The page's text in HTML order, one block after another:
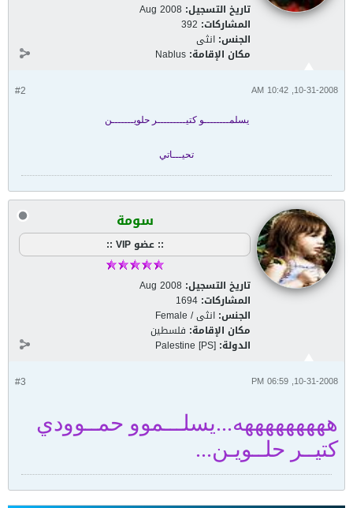
تاريخ التسجيل: Aug 2008
المشاركات: 392
الجنس: انثى
مكان الإقامة: Nablus
#2 10-31-2008, 10:42 AM
يسلمــــــــو كتيـــــــــر حلويـــــــن
تحيـــاتي
سومة
:: عضو VIP ::
تاريخ التسجيل: Aug 2008
المشاركات: 1694
الجنس: انثى / Female
مكان الإقامة: فلسطين
الدولة: Palestine [PS]
#3 10-31-2008, 06:59 PM
هههههههههه...يسلـــموو حمــوودي
كتيــر حلــويـن...